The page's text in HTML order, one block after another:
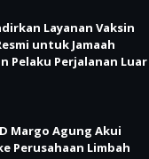
Layanan Vaksin
untuk Jamaah
Pelaku Perjalanan Luar
Margo Agung Akui
Perusahaan Limbah